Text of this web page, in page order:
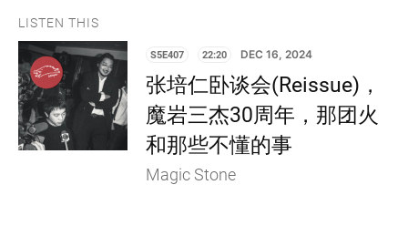
LISTEN THIS
S5E407 22:20 DEC 16, 2024
张培仁卧谈会(Reissue)，
魔岩三杰30周年，那团火
和那些不懂的事
Magic Stone